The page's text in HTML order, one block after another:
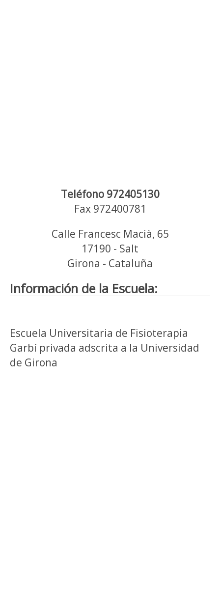
Teléfono 972405130
Fax 972400781
Calle Francesc Macià, 65
17190 - Salt
Girona - Cataluña
Información de la Escuela:
Escuela Universitaria de Fisioterapia
Garbí privada adscrita a la Universidad
de Girona